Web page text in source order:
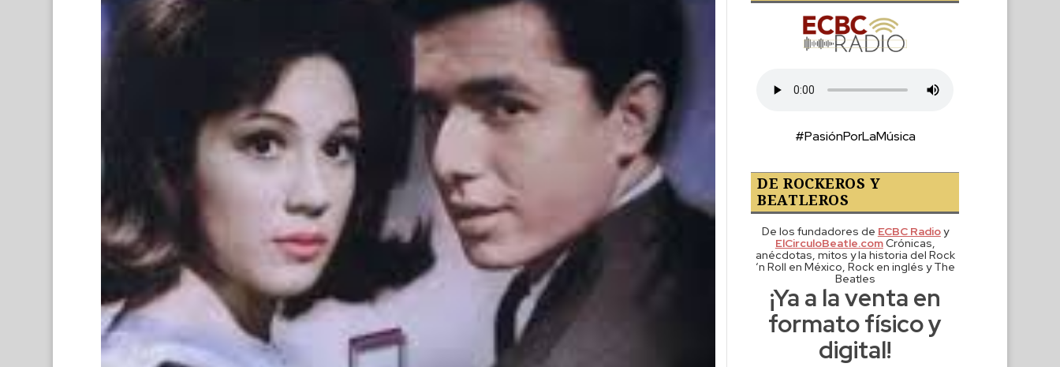
#PasiónPorLaMúsica
DE ROCKEROS Y
BEATLEROS
De los fundadores de ECBC Radioy
ElCirculoBeatle.comCrónicas,
anécdotas, mitos y la historia del Rock
‘n Roll en México, Rock en inglés y The
Beatles
¡Ya a la venta en
formato físico y
digital!